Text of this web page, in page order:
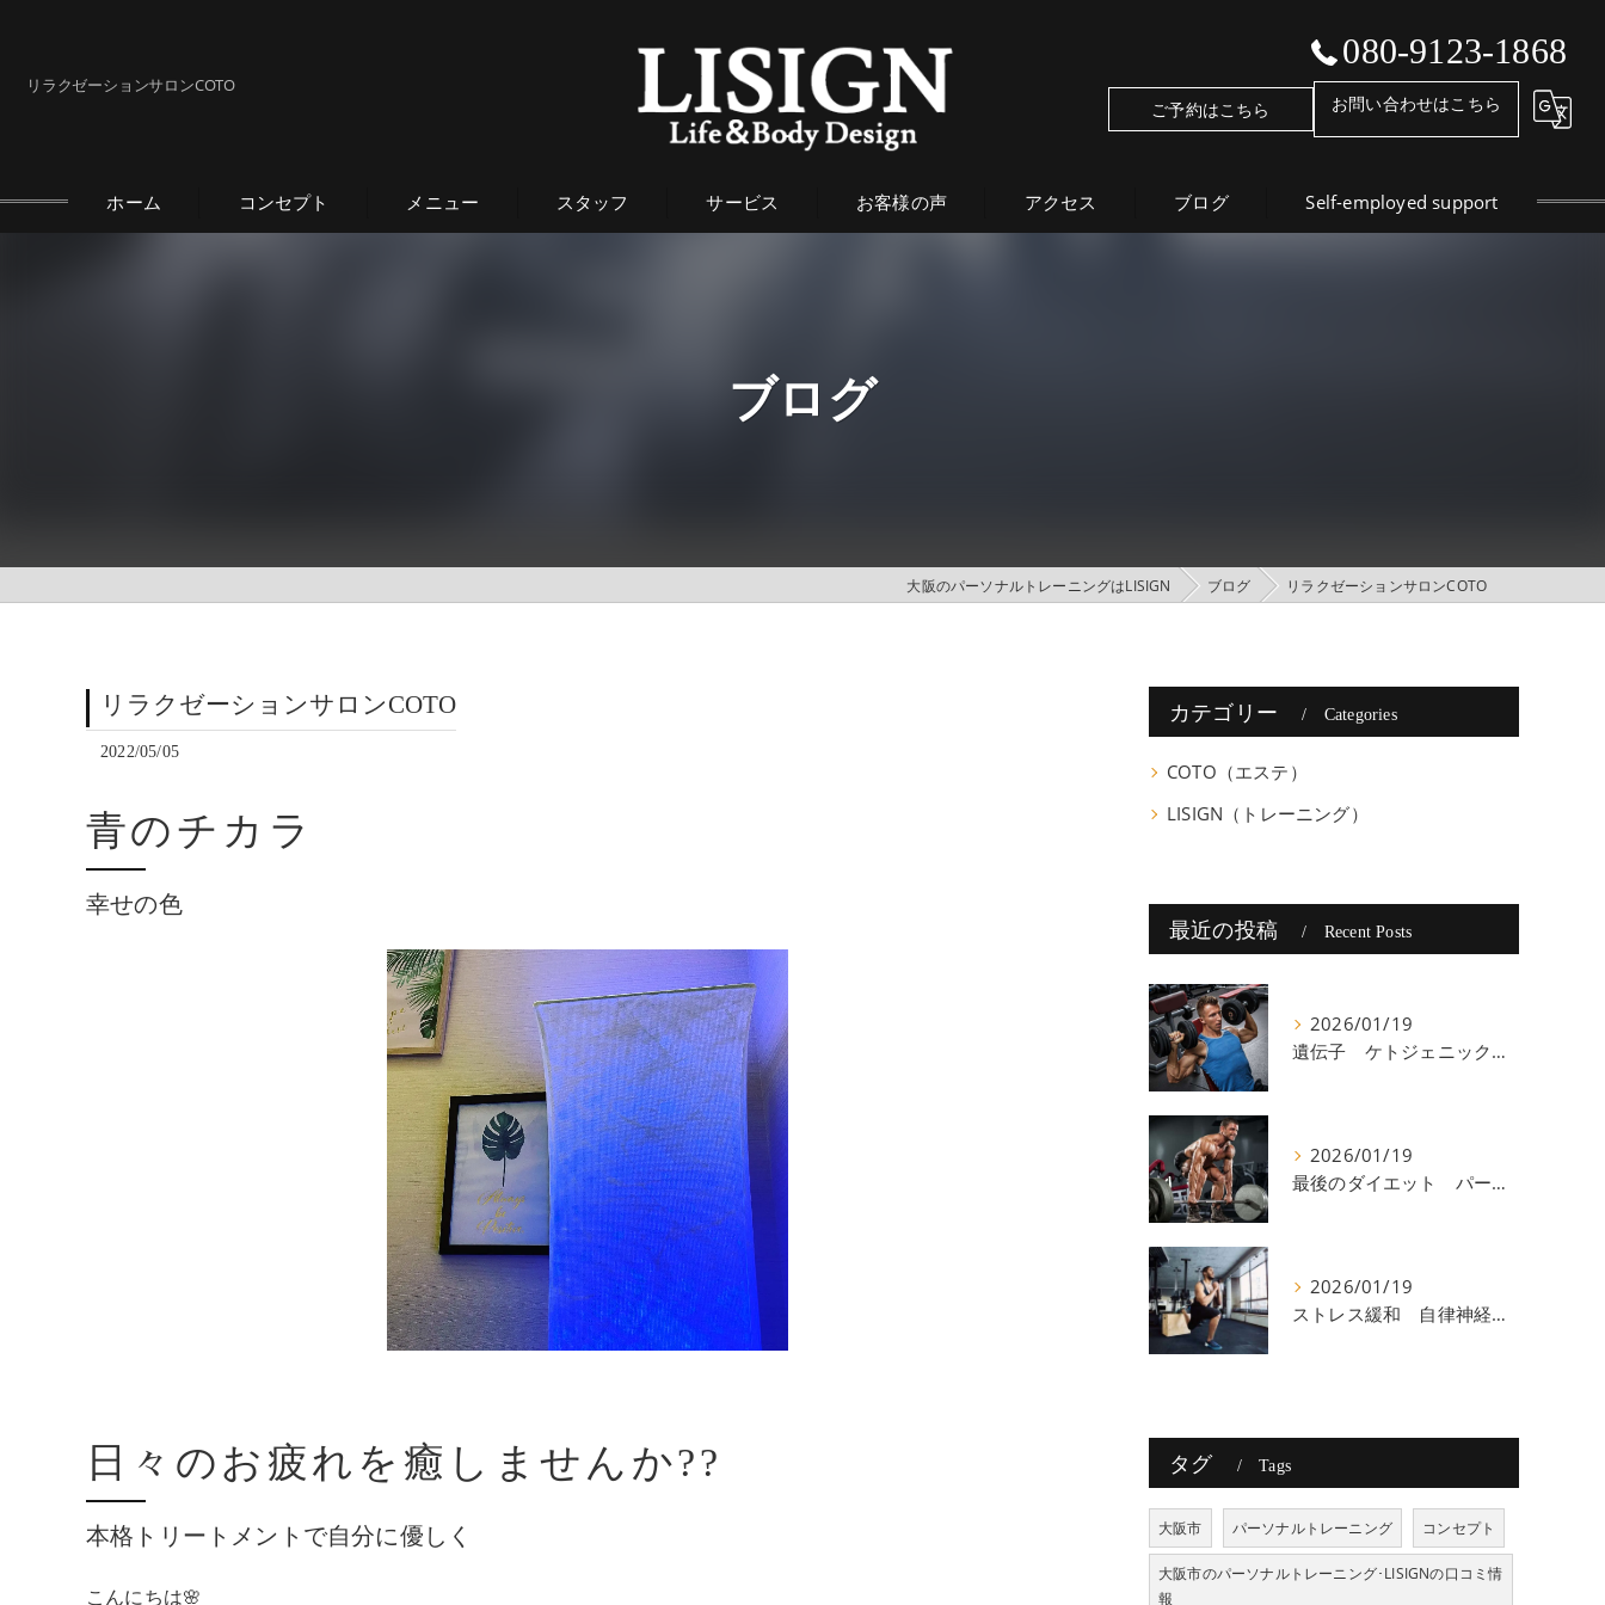
リラクゼーションサロンCOTO
080-9123-1868
ご予約はこちら お問い合わせはこちら
ホーム コンセプト メニュー スタッフ サービス お客様の声 アクセス ブログ Self-employed support
ブログ
大阪のパーソナルトレーニングはLISIGN ブログ リラクゼーションサロンCOTO
リラクゼーションサロンCOTO
2022/05/05
幸せの色
青のチカラ
本格トリートメントで自分に優しく
日々のお疲れを癒しませんか??
こんにちは🌸
カテゴリー Categories
COTO（エステ）
LISIGN（トレーニング）
最近の投稿 Recent Posts
2026/01/19
遺伝子 ケトジェニック 八尾
2026/01/19
最後のダイエット パーソナルトレーニング 八尾
2026/01/19
ストレス緩和 自律神経 八尾
タグ Tags
大阪市 パーソナルトレーニング コンセプト
大阪市のパーソナルトレーニング･LISIGNの口コミ情
報